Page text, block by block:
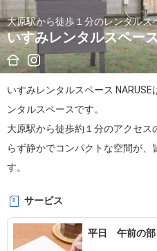
大原駅から徒歩１分のレンタルス
いすみレンタルスペー
いすみレンタルスペース
ンタルスペースです。
大原駅から徒歩約１分のアクセ
らず静かでコンパクトな空間が、
す。
・駅近の販売拠点・イベント会場
・グループ活動の拠点として
・オープンカフェなど、軽飲食の
サービス
平日 午前の